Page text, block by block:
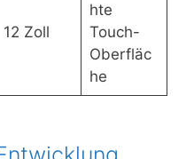
12 Zoll
hte
Touch-
Oberfläc
he